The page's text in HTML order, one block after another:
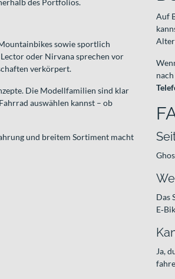
des Portfolios.
sowie sportlich
oder Nirvana sprechen vor
verkörpert.
Die Modellfamilien sind klar
auswählen kannst – ob
und breitem Sortiment macht
Auf
Das
Ja,